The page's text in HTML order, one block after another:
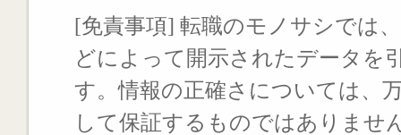
[免責事項] 転職のモノサシでは
どによって開示されたデータを
す。情報の正確さについては、
して保証するものではありませ